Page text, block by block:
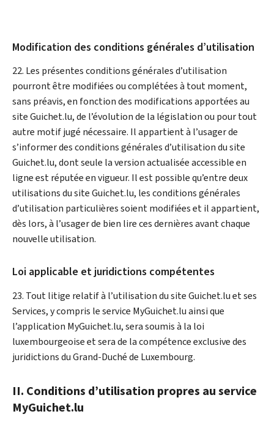
Modification des conditions générales d’utilisation
22. Les présentes conditions générales d’utilisation
pourront être modifiées ou complétées à tout moment,
sans préavis, en fonction des modifications apportées au
site Guichet.lu, de l’évolution de la législation ou pour tout
autre motif jugé nécessaire. Il appartient à l’usager de
s’informer des conditions générales d’utilisation du site
Guichet.lu, dont seule la version actualisée accessible en
ligne est réputée en vigueur. Il est possible qu’entre deux
utilisations du site Guichet.lu, les conditions générales
d’utilisation particulières soient modifiées et il appartient,
dès lors, à l’usager de bien lire ces dernières avant chaque
nouvelle utilisation.
Loi applicable et juridictions compétentes
23. Tout litige relatif à l’utilisation du site Guichet.lu et ses
Services, y compris le service MyGuichet.lu ainsi que
l’application MyGuichet.lu, sera soumis à la loi
luxembourgeoise et sera de la compétence exclusive des
juridictions du Grand-Duché de Luxembourg.
II. Conditions d’utilisation propres au service
MyGuichet.lu